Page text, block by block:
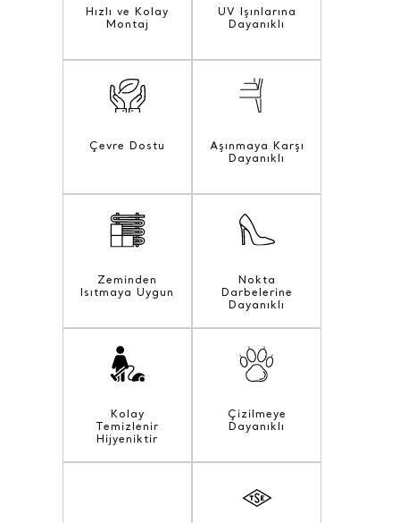
Hızlı ve Kolay
Montaj
UV Işınlarına
Dayanıklı
Çevre Dostu
Aşınmaya Karşı
Dayanıklı
Zeminden
Isıtmaya Uygun
Nokta
Darbelerine
Dayanıklı
Kolay
Temizlenir
Hijyeniktir
Çizilmeye
Dayanıklı